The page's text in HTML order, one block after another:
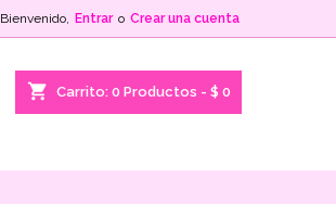
Bienvenido, Entrar o Crear una cuenta
shopping_cart Carrito: 0 Productos - $ 0